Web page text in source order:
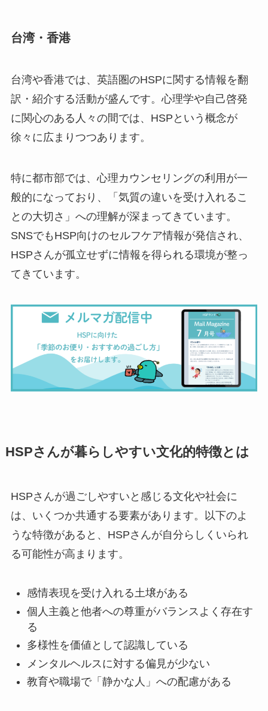
台湾・香港
台湾や香港では、英語圏のHSPに関する情報を翻
訳・紹介する活動が盛んです。心理学や自己啓発
に関心のある人々の間では、HSPという概念が
徐々に広まりつつあります。
特に都市部では、心理カウンセリングの利用が一
般的になっており、「気質の違いを受け入れるこ
との大切さ」への理解が深まってきています。
SNSでもHSP向けのセルフケア情報が発信され、
HSPさんが孤立せずに情報を得られる環境が整っ
てきています。
HSPさんが暮らしやすい文化的特徴とは
HSPさんが過ごしやすいと感じる文化や社会に
は、いくつか共通する要素があります。以下のよ
うな特徴があると、HSPさんが自分らしくいられ
る可能性が高まります。
感情表現を受け入れる土壌がある
個人主義と他者への尊重がバランスよく存在す
る
多様性を価値として認識している
メンタルヘルスに対する偏見が少ない
教育や職場で「静かな人」への配慮がある